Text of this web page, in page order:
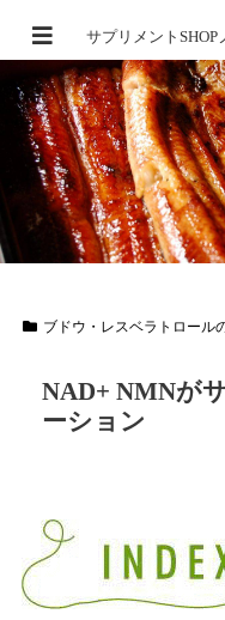
ブドウ・レスベラトロール
NAD+ NMNが
ーション
サプリメント